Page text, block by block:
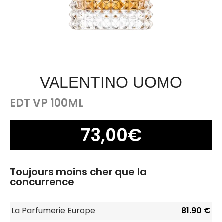
VALENTINO UOMO
EDT VP 100ML
73,00€
Toujours moins cher que la
concurrence
La Parfumerie Europe
81.90 €